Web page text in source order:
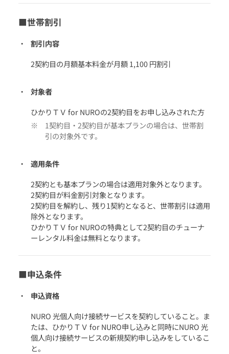
■世帯割引
割引内容
2契約目の月額基本料金が月額 1,100 円割引
対象者
ひかりＴＶ for NUROの2契約目をお申し込みされた方
1契約目・2契約目が基本プランの場合は、世帯割
引の対象外です。
適用条件
2契約とも基本プランの場合は適用対象外となります。
2契約目が料金割引対象となります。
2契約目を解約し、残り1契約となると、世帯割引は適用
除外となります。
ひかりＴＶ for NUROの特典として2契約目のチューナ
ーレンタル料金は無料となります。
■申込条件
申込資格
NURO 光個人向け接続サービスを契約していること。ま
たは、ひかりＴＶ for NURO申し込みと同時にNURO 光
個人向け接続サービスの新規契約申し込みをしているこ
と。